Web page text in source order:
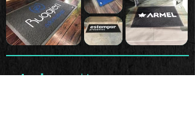
adesivos_diversos